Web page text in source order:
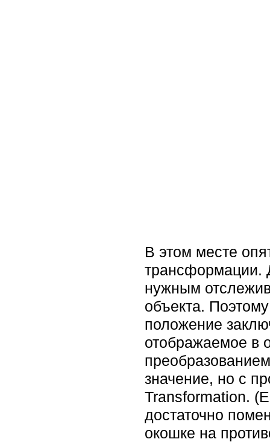
В этом месте
трансформации.
нужным
объекта.
положение
отображаемое в
значение, но с
Transformation.
достаточно
окошке на